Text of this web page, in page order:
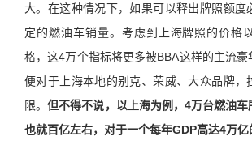
大。在这种情况下，如果可以释出牌照额度
定的燃油车销量。考虑到上海牌照的价格
格，这4万个指标将更多被BBA这样的主流豪
便对于上海本地的别克、荣威、大众品牌，
限。但不得不说，以上海为例，4万台燃油
也就百亿左右，对于一个每年GDP高达4万